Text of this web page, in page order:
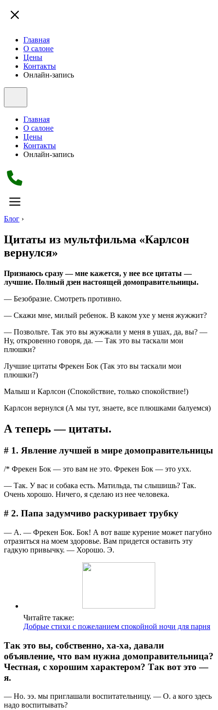
Главная
О салоне
Цены
Контакты
Онлайн-запись
Главная
О салоне
Цены
Контакты
Онлайн-запись
Блог ›
Цитаты из мультфильма «Карлсон
вернулся»
Признаюсь сразу — мне кажется, у нее все цитаты —
лучшие. Полный дзен настоящей домоправительницы.
― Безобразие. Смотреть противно.
― Скажи мне, милый ребенок. В каком ухе у меня жужжит?
― Позвольте. Так это вы жужжали у меня в ушах, да, вы? ―
Ну, откровенно говоря, да. ― Так это вы таскали мои
плюшки?
Лучшие цитаты Фрекен Бок (Так это вы таскали мои
плюшки?)
Малыш и Карлсон (Спокойствие, только спокойствие!)
Карлсон вернулся (А мы тут, знаете, все плюшками балуемся)
А теперь — цитаты.
# 1. Явление лучшей в мире домоправительницы
/* Фрекен Бок — это вам не это. Фрекен Бок — это ухх.
― Так. У вас и собака есть. Матильда, ты слышишь? Так.
Очень хорошо. Ничего, я сделаю из нее человека.
# 2. Папа задумчиво раскуривает трубку
― А. ― Фрекен Бок. Бок! А вот ваше курение может пагубно
отразиться на моем здоровье. Вам придется оставить эту
гадкую привычку. ― Хорошо. Э.
Читайте также:
Добрые стихи с пожеланием спокойной ночи для парня
Так это вы, собственно, ха-ха, давали
объявление, что вам нужна домоправительница?
Честная, с хорошим характером? Так вот это —
я.
― Но. ээ. мы приглашали воспитательницу. ― О. а кого здесь
надо воспитывать?